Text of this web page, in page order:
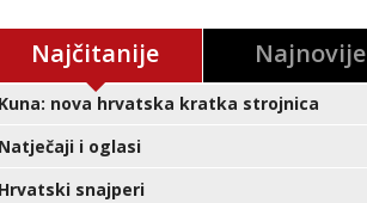
Najčitanije Najnovije
Kuna: nova hrvatska kratka strojnica
Natječaji i oglasi
Hrvatski snajperi